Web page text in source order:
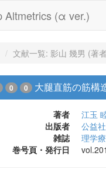
Altmetrics (α ver.)
文献一覧: 影山 幾男 (著
0 0 大腿直筋の筋構
著者 江玉
出版者
公益
雑誌
理学
巻号頁・発行日